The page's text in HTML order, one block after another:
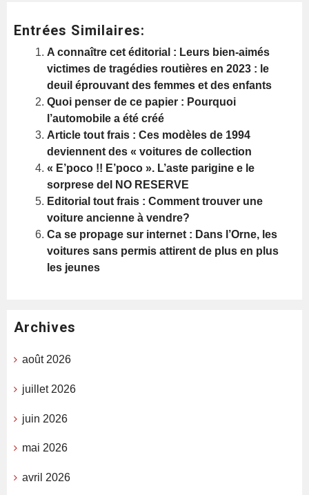
Entrées Similaires:
A connaître cet éditorial : Leurs bien-aimés
victimes de tragédies routières en 2023 : le
deuil éprouvant des femmes et des enfants
Quoi penser de ce papier : Pourquoi
l’automobile a été créé
Article tout frais : Ces modèles de 1994
deviennent des « voitures de collection
« E’poco !! E’poco ». L’aste parigine e le
sorprese del NO RESERVE
Editorial tout frais : Comment trouver une
voiture ancienne à vendre?
Ca se propage sur internet : Dans l’Orne, les
voitures sans permis attirent de plus en plus
les jeunes
Archives
août 2026
juillet 2026
juin 2026
mai 2026
avril 2026